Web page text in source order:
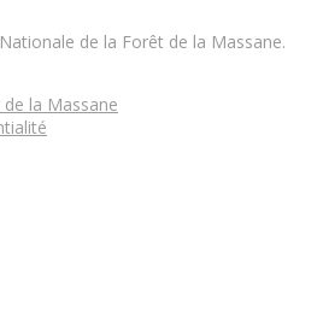
de la Forêt de la Massane.
la Massane